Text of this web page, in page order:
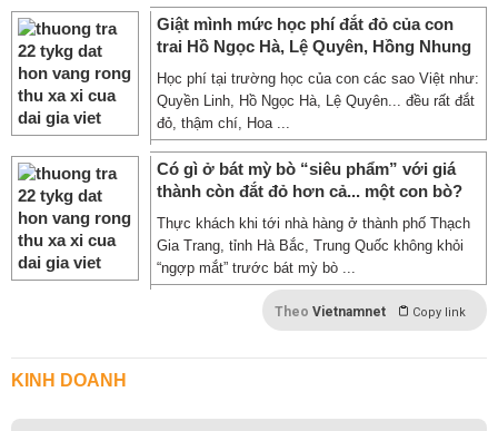
Giật mình mức học phí đắt đỏ của con
trai Hồ Ngọc Hà, Lệ Quyên, Hồng Nhung
Học phí tại trường học của con các sao Việt như:
Quyền Linh, Hồ Ngọc Hà, Lệ Quyên... đều rất đắt
đỏ, thậm chí, Hoa ...
Có gì ở bát mỳ bò “siêu phẩm” với giá
thành còn đắt đỏ hơn cả... một con bò?
Thực khách khi tới nhà hàng ở thành phố Thạch
Gia Trang, tỉnh Hà Bắc, Trung Quốc không khỏi
“ngợp mắt” trước bát mỳ bò ...
Theo Vietnamnet Copy link
KINH DOANH